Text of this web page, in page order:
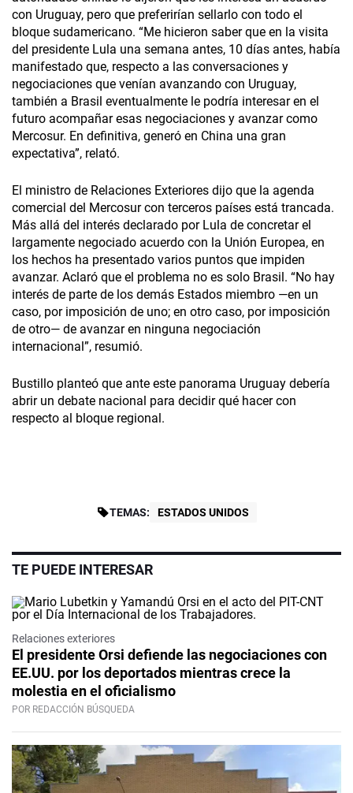
con Uruguay, pero que preferirían sellarlo con todo el
bloque sudamericano. “Me hicieron saber que en la visita
del presidente Lula una semana antes, 10 días antes, había
manifestado que, respecto a las conversaciones y
negociaciones que venían avanzando con Uruguay,
también a Brasil eventualmente le podría interesar en el
futuro acompañar esas negociaciones y avanzar como
Mercosur. En definitiva, generó en China una gran
expectativa”, relató.
El ministro de Relaciones Exteriores dijo que la agenda
comercial del Mercosur con terceros países está trancada.
Más allá del interés declarado por Lula de concretar el
largamente negociado acuerdo con la Unión Europea, en
los hechos ha presentado varios puntos que impiden
avanzar. Aclaró que el problema no es solo Brasil. “No hay
interés de parte de los demás Estados miembro —en un
caso, por imposición de uno; en otro caso, por imposición
de otro— de avanzar en ninguna negociación
internacional”, resumió.
Bustillo planteó que ante este panorama Uruguay debería
abrir un debate nacional para decidir qué hacer con
respecto al bloque regional.
TEMAS: ESTADOS UNIDOS
TE PUEDE INTERESAR
Relaciones exteriores
El presidente Orsi defiende las negociaciones con
EE.UU. por los deportados mientras crece la
molestia en el oficialismo
POR REDACCIÓN BÚSQUEDA